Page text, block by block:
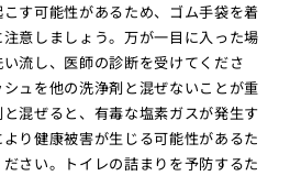
す可能性があるため、ゴム手袋を着
意しましょう。万が一目に入った場
流し、医師の診断を受けてくださ
ュを他の洗浄剤と混ぜないことが重
混ぜると、有毒な塩素ガスが発生す
り健康被害が生じる可能性があるた
さい。トイレの詰まりを予防するた